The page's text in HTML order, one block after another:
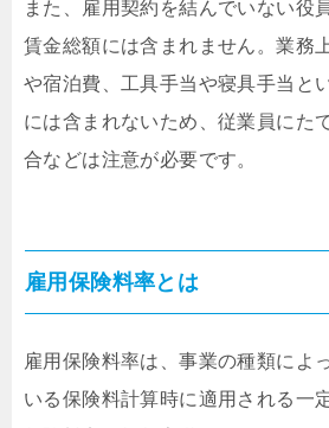
また、雇用契約を結んでいない役
賃金総額には含まれません。業務
や宿泊費、工具手当や寝具手当と
には含まれないため、従業員にた
合などは注意が必要です。
雇用保険料率とは
雇用保険料率は、事業の種類によ
いる保険料計算時に適用される一